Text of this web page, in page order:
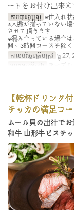
ートをお付け出来ま
ការបោះពុម្ពល្អ ※仕入れ
※人数が揃っていない
させて頂きます
※混み合っている場合
間、3時間コースを除く
កាលបរិច្ឆេទត្រឹមត្រូវ ធ្នូ 27,
ប្រភេទកន្រ្ត័តាំង
テーブ
【乾杯ドリンク
テッカの満足コ
ムール貝の出汁で
和牛 山形牛ビステ